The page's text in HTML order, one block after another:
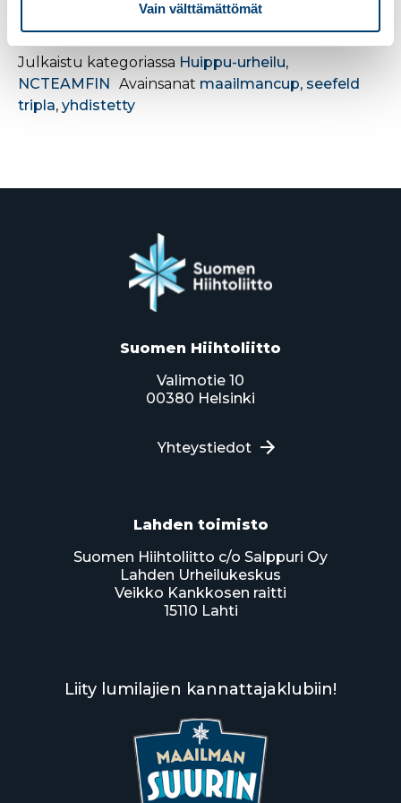
Vain välttämättömät
Ilkka Herolan ja Petter Kukkosen
kommentit
Julkaistu kategoriassa Huippu-urheilu,
NCTEAMFIN Avainsanat maailmancup, seefeld
tripla, yhdistetty
Suomen Hiihtoliitto
Valimotie 10
00380 Helsinki
Yhteystiedot
Lahden toimisto
Suomen Hiihtoliitto c/o Salppuri Oy
Lahden Urheilukeskus
Veikko Kankkosen raitti
15110 Lahti
Liity lumilajien kannattajaklubiin!